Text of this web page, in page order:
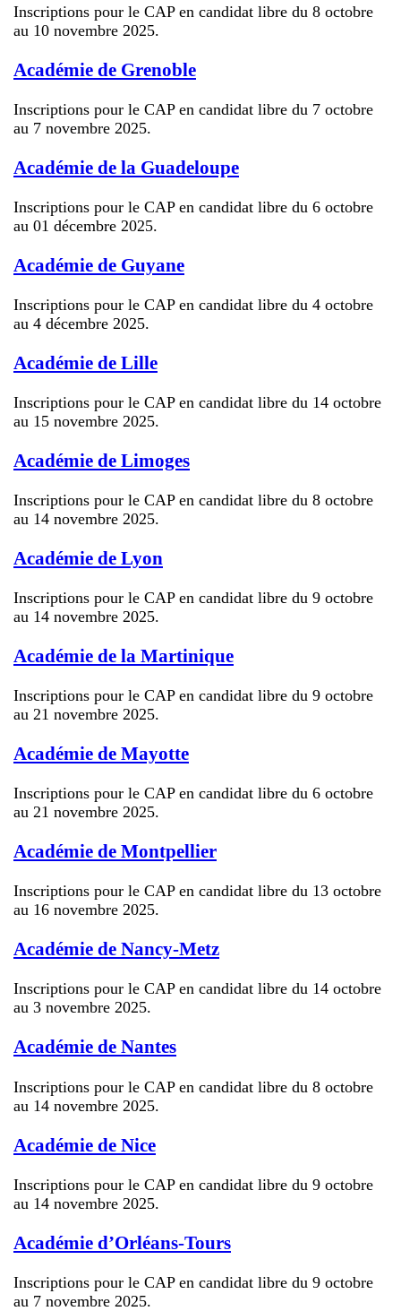
Inscriptions pour le CAP en candidat libre du 8 octobre
au 10 novembre 2025.
Académie de Grenoble
Inscriptions pour le CAP en candidat libre du 7 octobre
au 7 novembre 2025.
Académie de la Guadeloupe
Inscriptions pour le CAP en candidat libre du 6 octobre
au 01 décembre 2025.
Académie de Guyane
Inscriptions pour le CAP en candidat libre du 4 octobre
au 4 décembre 2025.
Académie de Lille
Inscriptions pour le CAP en candidat libre du 14 octobre
au 15 novembre 2025.
Académie de Limoges
Inscriptions pour le CAP en candidat libre du 8 octobre
au 14 novembre 2025.
Académie de Lyon
Inscriptions pour le CAP en candidat libre du 9 octobre
au 14 novembre 2025.
Académie de la Martinique
Inscriptions pour le CAP en candidat libre du 9 octobre
au 21 novembre 2025.
Académie de Mayotte
Inscriptions pour le CAP en candidat libre du 6 octobre
au 21 novembre 2025.
Académie de Montpellier
Inscriptions pour le CAP en candidat libre du 13 octobre
au 16 novembre 2025.
Académie de Nancy-Metz
Inscriptions pour le CAP en candidat libre du 14 octobre
au 3 novembre 2025.
Académie de Nantes
Inscriptions pour le CAP en candidat libre du 8 octobre
au 14 novembre 2025.
Académie de Nice
Inscriptions pour le CAP en candidat libre du 9 octobre
au 14 novembre 2025.
Académie d’Orléans-Tours
Inscriptions pour le CAP en candidat libre du 9 octobre
au 7 novembre 2025.